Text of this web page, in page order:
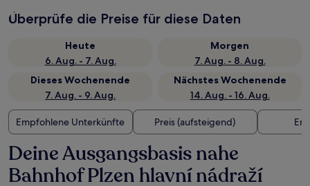
Überprüfe die Preise für diese Daten
Heute
6. Aug. - 7. Aug.
Morgen
7. Aug. - 8. Aug.
Dieses Wochenende
7. Aug. - 9. Aug.
Nächstes Wochenende
14. Aug. - 16. Aug.
Empfohlene Unterkünfte Preis (aufsteigend)
Deine Ausgangsbasis nahe
Bahnhof Plzen hlavní nádraží